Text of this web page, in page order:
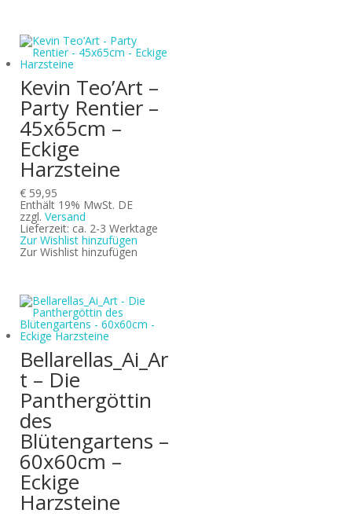
Kevin Teo’Art –
Party Rentier –
45x65cm –
Eckige
Harzsteine
€ 59,95
Enthält 19% MwSt. DE
zzgl.Versand
Lieferzeit: ca. 2-3 Werktage
Zur Wishlist hinzufügen
Zur Wishlist hinzufügen
Bellarellas_Ai_Ar
t – Die
Panthergöttin
des
Blütengartens –
60x60cm –
Eckige
Harzsteine